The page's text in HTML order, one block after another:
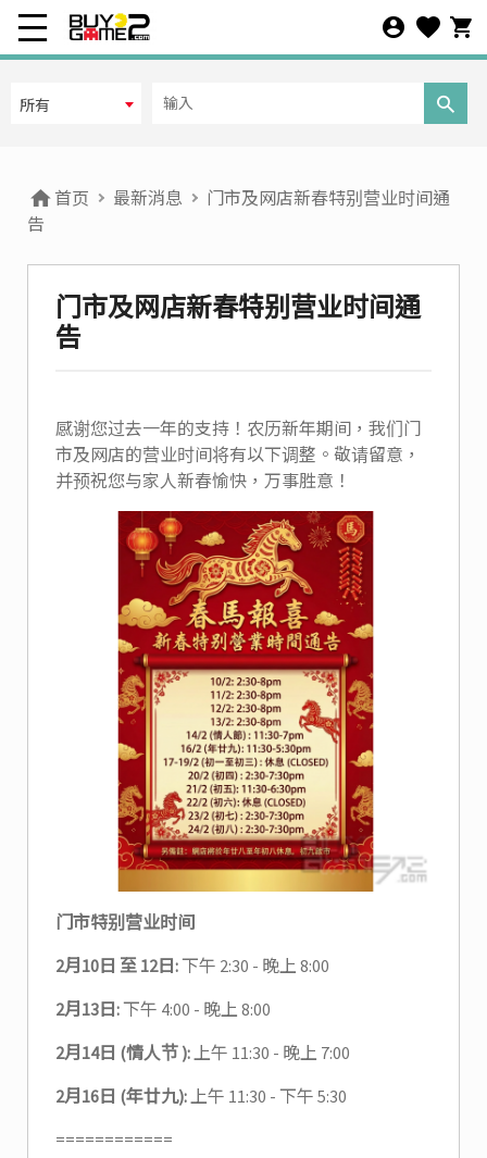
所有
首页 最新消息
门市及网店新春特别营业时间通
告
门市及网店新春特别营业时间通
告
感谢您过去一年的支持！农历新年期间，我们门
市及网店的营业时间将有以下调整。敬请留意，
并预祝您与家人新春愉快，万事胜意！
门市特别营业时间
2月10日 至 12日:下午 2:30 - 晚上 8:00
2月13日:下午 4:00 - 晚上 8:00
2月14日 (情人节 ):上午 11:30 - 晚上 7:00
2月16日 (年廿九):上午 11:30 - 下午 5:30
============